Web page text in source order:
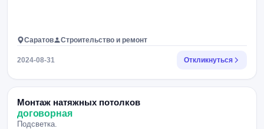
Саратов Строительство и ремонт
2024-08-31 Откликнуться
Монтаж натяжных потолков
договорная
Подсветка.